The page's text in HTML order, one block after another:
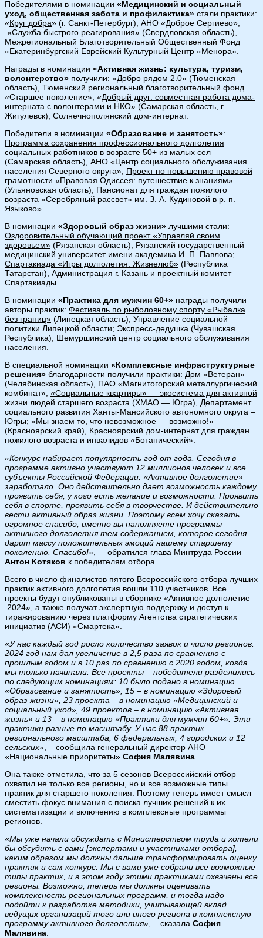
Победителями в номинации «Медицинский и социальный
уход, общественная забота и профилактика» стали практики:
«Круг добра» (г. Санкт-Петербург), АНО «Доброе Сергиево»;
«Служба быстрого реагирования» (Свердловская область),
Межрегиональный Благотворительный Общественный Фонд
«Екатеринбургский Еврейский Культурный Центр «Менора».
Награды в номинации «Активная жизнь: культура, туризм,
волонтерство» получили: «Добро рядом 2.0» (Тюменская
область), Тюменский региональный благотворительный фонд
«Старшее поколение»; «Добрый друг: совместная работа дома-
интерната с волонтерами и НКО» (Самарская область, г.
Жигулевск), Солнечнополянский дом-интернат.
Победители в номинации «Образование и занятость»:
Программа сохранения профессионального долголетия
социальных работников в возрасте 50+ из малых сел
(Самарская область), АНО «Центр социального обслуживания
населения Северного округа»; Проект по повышению правовой
грамотности «Правовая Одиссея: путешествие к знаниям»
(Ульяновская область), Пансионат для граждан пожилого
возраста «Серебряный рассвет» им. З. А. Кудиновой в р. п.
Языково».
В номинации «Здоровый образ жизни» лучшими стали:
Оздоровительный обучающий проект «Управляй своим
здоровьем» (Рязанская область), Рязанский государственный
медицинский университет имени академика И. П. Павлова;
Спартакиада «Игры долголетия. Жизнелюб» (Республика
Татарстан), Администрация г. Казань и проектный комитет
Спартакиады.
В номинации «Практика для мужчин 60+» награды получили
авторы практик: Фестиваль по рыболовному спорту «Рыбалка
без границ» (Липецкая область), Управление социальной
политики Липецкой области; Экспресс-дедушка (Чувашская
Республика), Шемуршинский центр социального обслуживания
населения.
В специальной номинации «Комплексные инфраструктурные
решения» благодарности получили практики: Дом «Ветеран»
(Челябинская область), ПАО «Магнитогорский металлургический
комбинат»; «Социальные квартиры» — экосистема для активной
жизни людей старшего возраста (ХМАО — Югра), Департамент
социального развития Ханты-Мансийского автономного округа –
Югры; «Мы знаем то, что невозможное — возможно!»
(Красноярский край), Красноярский дом-интернат для граждан
пожилого возраста и инвалидов «Ботанический».
«Конкурс набирает популярность год от года. Сегодня в
программе активно участвуют 12 миллионов человек и все
субъекты Российской Федерации. «Активное долголетие» –
заработало. Оно действительно дает возможность каждому
проявить себя, у кого есть желание и возможности. Проявить
себя в спорте, проявить себя в творчестве. И действительно
вести активный образ жизни. Поэтому всем хочу сказать
огромное спасибо, именно вы наполняете программы
активного долголетия тем содержанием, которое сегодня
дарит массу положительных эмоций нашему старшему
поколению. Спасибо!», – обратился глава Минтруда России
Антон Котяков к победителям отбора.
Всего в число финалистов пятого Всероссийского отбора лучших
практик активного долголетия вошли 110 участников. Все
проекты будут опубликованы в сборнике «Активное долголетие –
2024», а также получат экспертную поддержку и доступ к
тиражированию через платформу Агентства стратегических
инициатив (АСИ) «Смартека».
«У нас каждый год росло количество заявок и число регионов.
2024 год нам дал увеличение в 2,5 раза по сравнению с
прошлым годом и в 10 раз по сравнению с 2020 годом, когда
мы только начинали. Все проекты – победители разделились
по следующим номинациям: 10 было подано в номинацию
«Образование и занятость», 15 – в номинацию «Здоровый
образ жизни», 23 проекта – в номинацию «Медицинский и
социальный уход», 49 проектов – в номинацию «Активная
жизнь» и 13 – в номинацию «Практики для мужчин 60+». Эти
практики разные по масштабу. У нас 88 практик
регионального масштаба, 6 федеральных, 4 городских и 12
сельских» , – сообщила генеральный директор АНО
«Национальные приоритеты» София Малявина
Она также отметила, что за 5 сезонов Всероссийский отбор
охватил не только все регионы, но и все возможные типы
практик для старшего поколения. Поэтому теперь имеет смысл
сместить фокус внимания с поиска лучших решений к их
систематизации и включению в комплексные программы
регионов.
«Мы уже начали обсуждать с Министерством труда и хотели
бы обсудить с вами [экспертами и участниками отбора],
каким образом мы должны дальше трансформировать оценку
практик и сам конкурс. Мы с вами уже собрали все возможные
типы практик, и в этом году этими практиками охвачены все
регионы. Возможно, теперь мы должны оценивать
комплексность региональных программ, и тогда надо
подойти к разработке методики, учитывающей вклад
ведущих организаций того или иного региона в комплексную
программу активного долголетия» , – сказала София
Малявина